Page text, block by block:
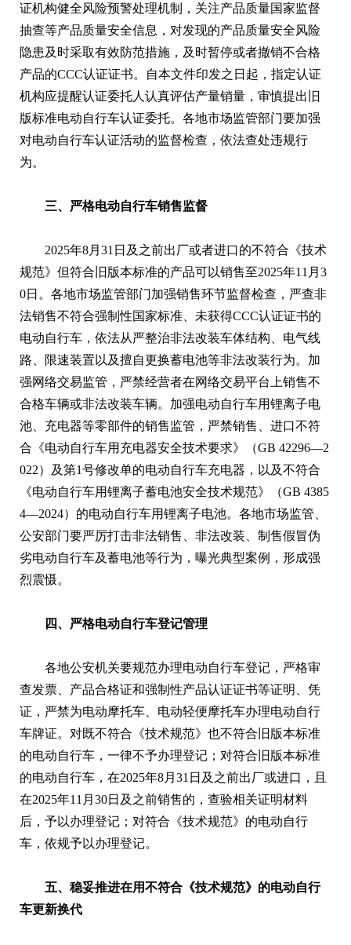
证机构健全风险预警处理机制，关注产品质量国家监督
抽查等产品质量安全信息，对发现的产品质量安全风险
隐患及时采取有效防范措施，及时暂停或者撤销不合格
产品的CCC认证证书。自本文件印发之日起，指定认证
机构应提醒认证委托人认真评估产量销量，审慎提出旧
版标准电动自行车认证委托。各地市场监管部门要加强
对电动自行车认证活动的监督检查，依法查处违规行
为。
三、严格电动自行车销售监督
2025年8月31日及之前出厂或者进口的不符合《技术
规范》但符合旧版本标准的产品可以销售至2025年11月3
0日。各地市场监管部门加强销售环节监督检查，严查非
法销售不符合强制性国家标准、未获得CCC认证证书的
电动自行车，依法从严整治非法改装车体结构、电气线
路、限速装置以及擅自更换蓄电池等非法改装行为。加
强网络交易监管，严禁经营者在网络交易平台上销售不
合格车辆或非法改装车辆。加强电动自行车用锂离子电
池、充电器等零部件的销售监管，严禁销售、进口不符
合《电动自行车用充电器安全技术要求》（GB 42296—2
022）及第1号修改单的电动自行车充电器，以及不符合
《电动自行车用锂离子蓄电池安全技术规范》（GB 4385
4—2024）的电动自行车用锂离子电池。各地市场监管、
公安部门要严厉打击非法销售、非法改装、制售假冒伪
劣电动自行车及蓄电池等行为，曝光典型案例，形成强
烈震慑。
四、严格电动自行车登记管理
各地公安机关要规范办理电动自行车登记，严格审
查发票、产品合格证和强制性产品认证证书等证明、凭
证，严禁为电动摩托车、电动轻便摩托车办理电动自行
车牌证。对既不符合《技术规范》也不符合旧版本标准
的电动自行车，一律不予办理登记；对符合旧版本标准
的电动自行车，在2025年8月31日及之前出厂或进口，且
在2025年11月30日及之前销售的，查验相关证明材料
后，予以办理登记；对符合《技术规范》的电动自行
车，依规予以办理登记。
五、稳妥推进在用不符合《技术规范》的电动自行
车更新换代